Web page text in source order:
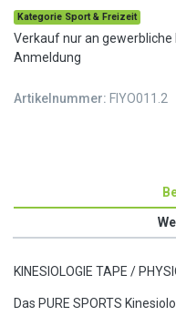
Kategorie Sport & Freizeit
Verkauf nur an gewerbliche
Anmeldung
Artikelnummer: FIYO011.2
KINESIOLOGIE TAPE /
Das PURE SPORTS